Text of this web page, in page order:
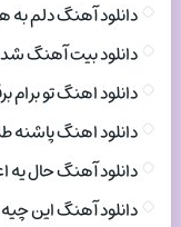
دانلود آهنگ دلم
دانلود بیت آهنگ
دانلود اهنگ تو
دانلود اهنگ پاشنه
دانلود آهنگ حال یه
دانلود آهنگ این